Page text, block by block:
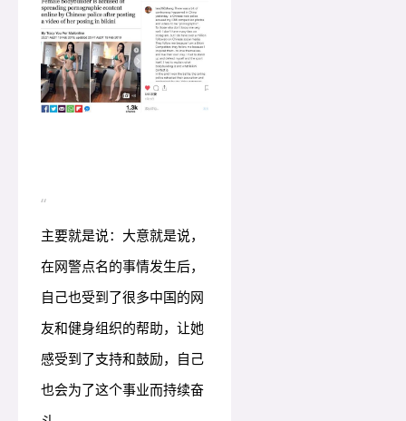
“
主要就是说： 大意就是说，
在网警点名的事情发生后，
自己也受到了很多中国的网
友和健身组织的帮助，让她
感受到了支持和鼓励，自己
也会为了这个事业而持续奋